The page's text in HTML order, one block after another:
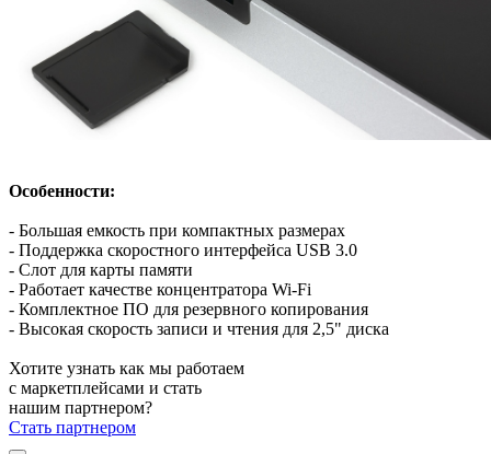
Особенности:
- Большая емкость при компактных размерах
- Поддержка скоростного интерфейса USB 3.0
- Слот для карты памяти
- Работает качестве концентратора Wi-Fi
- Комплектное ПО для резервного копирования
- Высокая скорость записи и чтения для 2,5" диска
Хотите узнать как мы работаем
с маркетплейсами и стать
нашим партнером?
Стать партнером